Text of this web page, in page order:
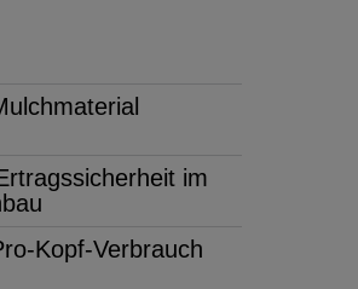
im
Kopf-Verbrauch